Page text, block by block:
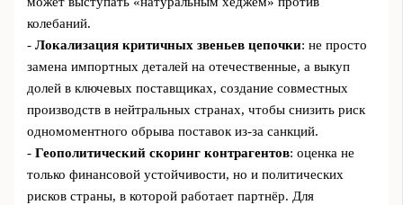
колебаний.
-Локализация критичных звеньев цепочки: не просто
замена импортных деталей на отечественные, а выкуп
долей в ключевых поставщиках, создание совместных
производств в нейтральных странах, чтобы снизить риск
одномоментного обрыва поставок из‑за санкций.
-Геополитический скоринг контрагентов: оценка не
только финансовой устойчивости, но и политических
рисков страны, в которой работает партнёр. Для